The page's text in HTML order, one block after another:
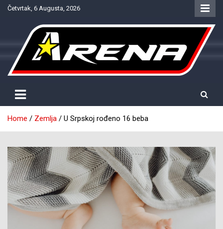
SkipČetvrtak, 6 Augusta, 2026
NTV Arena
Home Zemlja U Srpskoj rođeno 16 beba